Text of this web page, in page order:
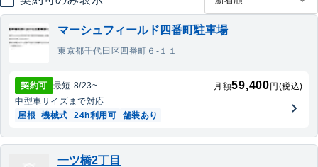
マーシュフィールド四番町駐車場
東京都千代田区四番町６‐１１
契約可 最短 8/23~ 月額59,400 円(税込)
中型車サイズまで対応
屋根 機械式 24h利用可 舗装あり
一ツ橋2丁目